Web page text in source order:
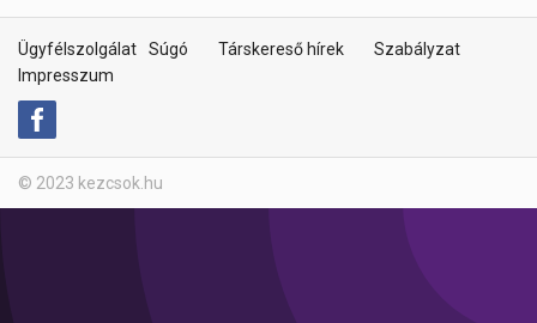
Ügyfélszolgálat Súgó Társkereső hírek
Szabályzat
Impresszum
© 2023 kezcsok.hu